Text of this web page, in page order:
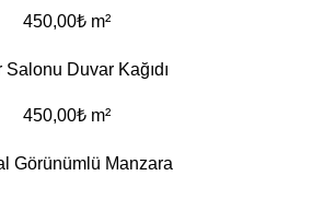
450,00₺ m²
Salonu Duvar Kağıdı
450,00₺ m²
Görünümlü Manzara